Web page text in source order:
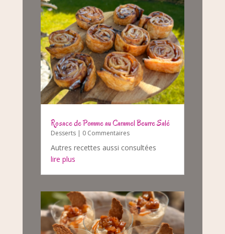
Rosace de Pomme au Caramel Beurre Salé
Desserts| 0 Commentaires
Autres recettes aussi consultées
lire plus